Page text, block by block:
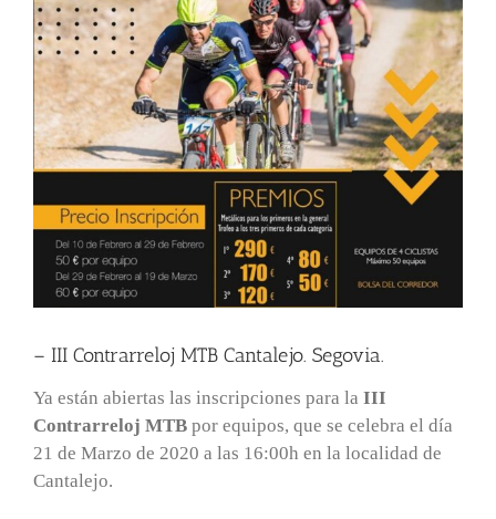
– III Contrarreloj MTB Cantalejo. Segovia.
Ya están abiertas las inscripciones para la III
Contrarreloj MTB por equipos, que se celebra el día
21 de Marzo de 2020 a las 16:00h en la localidad de
Cantalejo.